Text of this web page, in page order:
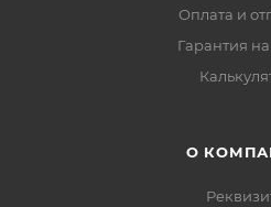
Оплата и
Гарантия
О